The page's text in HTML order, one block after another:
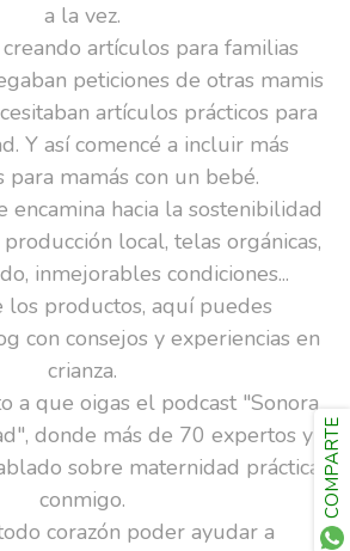
a la vez.
artículos para familias
peticiones de otras mamis
artículos prácticos para
Y así comencé a incluir más
para mamás con un bebé.
encamina hacia la sostenibilidad
local, telas orgánicas,
inmejorables condiciones...
los productos, aquí puedes
con consejos y experiencias en
crianza.
a que oigas el podcast "Sonora
donde más de 70 expertos y
sobre maternidad práctica
conmigo.
corazón poder ayudar a
COMPARTE